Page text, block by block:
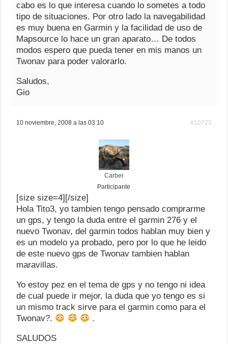
cabo es lo que interesa cuando lo sometes a todo
tipo de situaciones. Por otro lado la navegabilidad
es muy buena en Garmin y la facilidad de uso de
Mapsource lo hace un gran aparato… De todos
modos espero que pueda tener en mis manos un
Twonav para poder valorarlo.
Saludos,
Gio
10 noviembre, 2008 a las 03:10 #10725
Carber
Participante
[size size=4][/size]
Hola Tito3, yo tambien tengo pensado comprarme
un gps, y tengo la duda entre el garmin 276 y el
nuevo Twonav, del garmin todos hablan muy bien y
es un modelo ya probado, pero por lo que he leido
de este nuevo gps de Twonav tambien hablan
maravillas.
Yo estoy pez en el tema de gps y no tengo ni idea
de cual puede ir mejor, la duda que yo tengo es si
un mismo track sirve para el garmin como para el
Twonav?.
.
SALUDOS